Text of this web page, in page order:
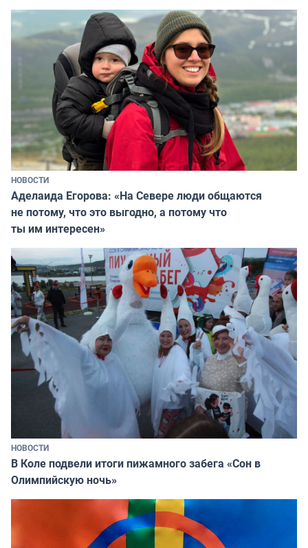
НОВОСТИ
Аделаида Егорова: «На Севере люди общаются
не потому, что это выгодно, а потому что
ты им интересен»
НОВОСТИ
В Коле подвели итоги пижамного забега «Сон в
Олимпийскую ночь»